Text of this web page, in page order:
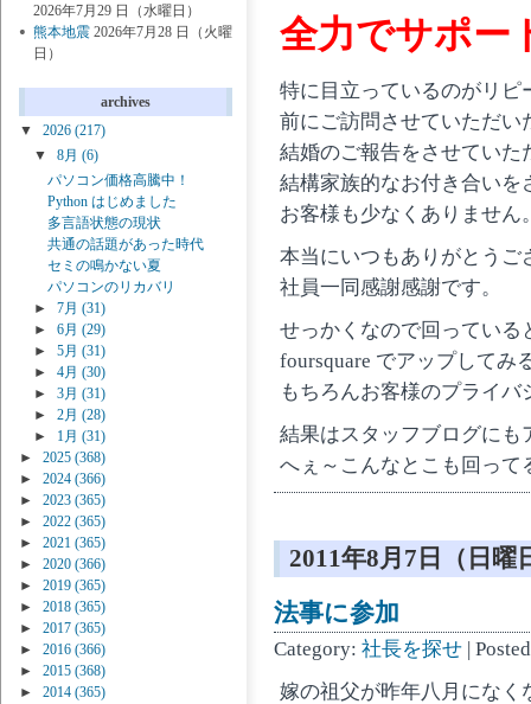
2026年7月29 日（水曜日）
熊本地震 2026年7月28 日（火曜
日）
archives
▼
2026 (217)
▼
8月 (6)
パソコン価格高騰中！
Python はじめました
多言語状態の現状
共通の話題があった時代
セミの鳴かない夏
パソコンのリカバリ
►
7月 (31)
►
6月 (29)
►
5月 (31)
►
4月 (30)
►
3月 (31)
►
2月 (28)
►
1月 (31)
►
2025 (368)
►
2024 (366)
►
2023 (365)
►
2022 (365)
►
2021 (365)
►
2020 (366)
►
2019 (365)
►
2018 (365)
►
2017 (365)
►
2016 (366)
►
2015 (368)
►
2014 (365)
全力でサポー
特に目立っているのがリ
前にご訪問させていただ
結婚のご報告をさせてい
結構家族的なお付き合いを
お客様も少なくありません
本当にいつもありがとうご
社員一同感謝感謝です。
せっかくなので回っている
foursquare でアップしてみ
もちろんお客様のプライ
結果はスタッフブログにも
へぇ～こんなとこも回っ
2011年8月7日（日曜
法事に参加
Category: 社長を探せ |
嫁の祖父が昨年八月にな